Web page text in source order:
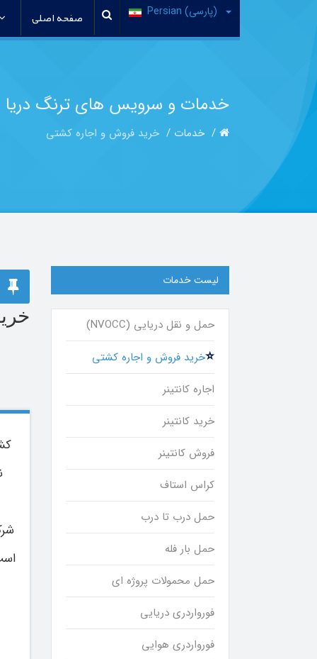
(پارسی) Persian صفحه اصلی
خدمات و سرویس های ترنگ دریا
خدمات خرید فروش و اجاره کشتی
لیست خدمات
حمل و نقل دریایی (NVOCC)
خرید فروش و اجاره کشتی
اجاره کانتینر
خرید کانتینر
فروش کانتینر
کراس استاف
حمل درب تا درب
حمل بار فله
حمل محمولات پروژه ای
فورواردری دریایی
فورواردری هوایی